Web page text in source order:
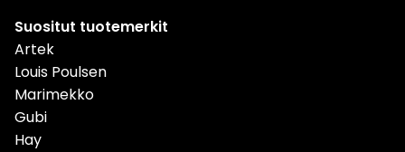
Suositut tuotemerkit
Artek
Louis Poulsen
Marimekko
Gubi
Hay